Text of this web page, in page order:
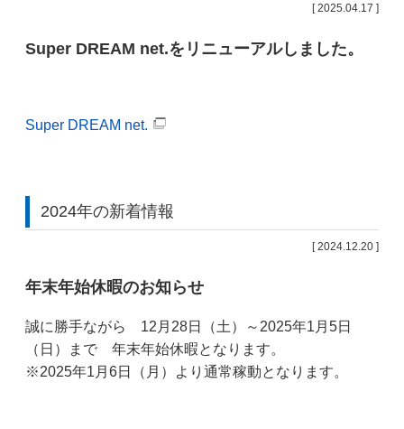
[ 2025.04.17 ]
Super DREAM net.をリニューアルしました。
Super DREAM net.
2024年の新着情報
[ 2024.12.20 ]
年末年始休暇のお知らせ
誠に勝手ながら 12月28日（土）～2025年1月5日
（日）まで 年末年始休暇となります。
※2025年1月6日（月）より通常稼動となります。